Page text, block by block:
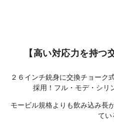
【高い対応力を持つ
２６インチ銃身に交換チョーク
採用！フル・モデ・シリ
モービル規格よりも飲み込み長
てい